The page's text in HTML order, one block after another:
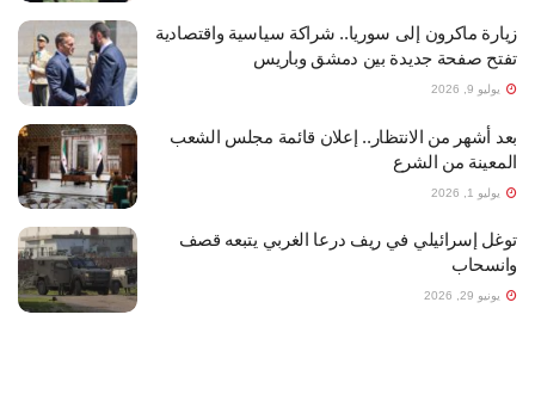
زيارة ماكرون إلى سوريا.. شراكة سياسية واقتصادية
تفتح صفحة جديدة بين دمشق وباريس
يوليو 9, 2026
بعد أشهر من الانتظار.. إعلان قائمة مجلس الشعب
المعينة من الشرع
يوليو 1, 2026
توغل إسرائيلي في ريف درعا الغربي يتبعه قصف
وانسحاب
يونيو 29, 2026